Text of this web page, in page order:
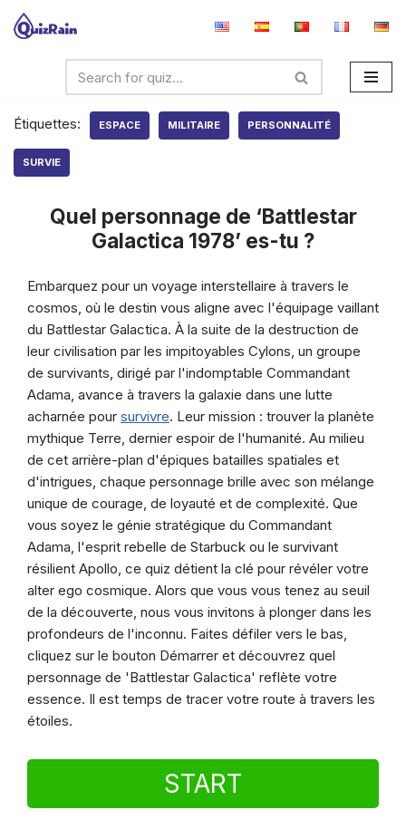
Étiquettes:
ESPACE MILITAIRE PERSONNALITÉ
SURVIE
Quel personnage de ‘Battlestar
Galactica 1978’ es-tu ?
Embarquez pour un voyage interstellaire à travers le
cosmos, où le destin vous aligne avec l'équipage vaillant
du Battlestar Galactica. À la suite de la destruction de
leur civilisation par les impitoyables Cylons, un groupe
de survivants, dirigé par l'indomptable Commandant
Adama, avance à travers la galaxie dans une lutte
acharnée pour survivre. Leur mission : trouver la planète
mythique Terre, dernier espoir de l'humanité. Au milieu
de cet arrière-plan d'épiques batailles spatiales et
d'intrigues, chaque personnage brille avec son mélange
unique de courage, de loyauté et de complexité. Que
vous soyez le génie stratégique du Commandant
Adama, l'esprit rebelle de Starbuck ou le survivant
résilient Apollo, ce quiz détient la clé pour révéler votre
alter ego cosmique. Alors que vous vous tenez au seuil
de la découverte, nous vous invitons à plonger dans les
profondeurs de l'inconnu. Faites défiler vers le bas,
cliquez sur le bouton Démarrer et découvrez quel
personnage de 'Battlestar Galactica' reflète votre
essence. Il est temps de tracer votre route à travers les
étoiles.
START